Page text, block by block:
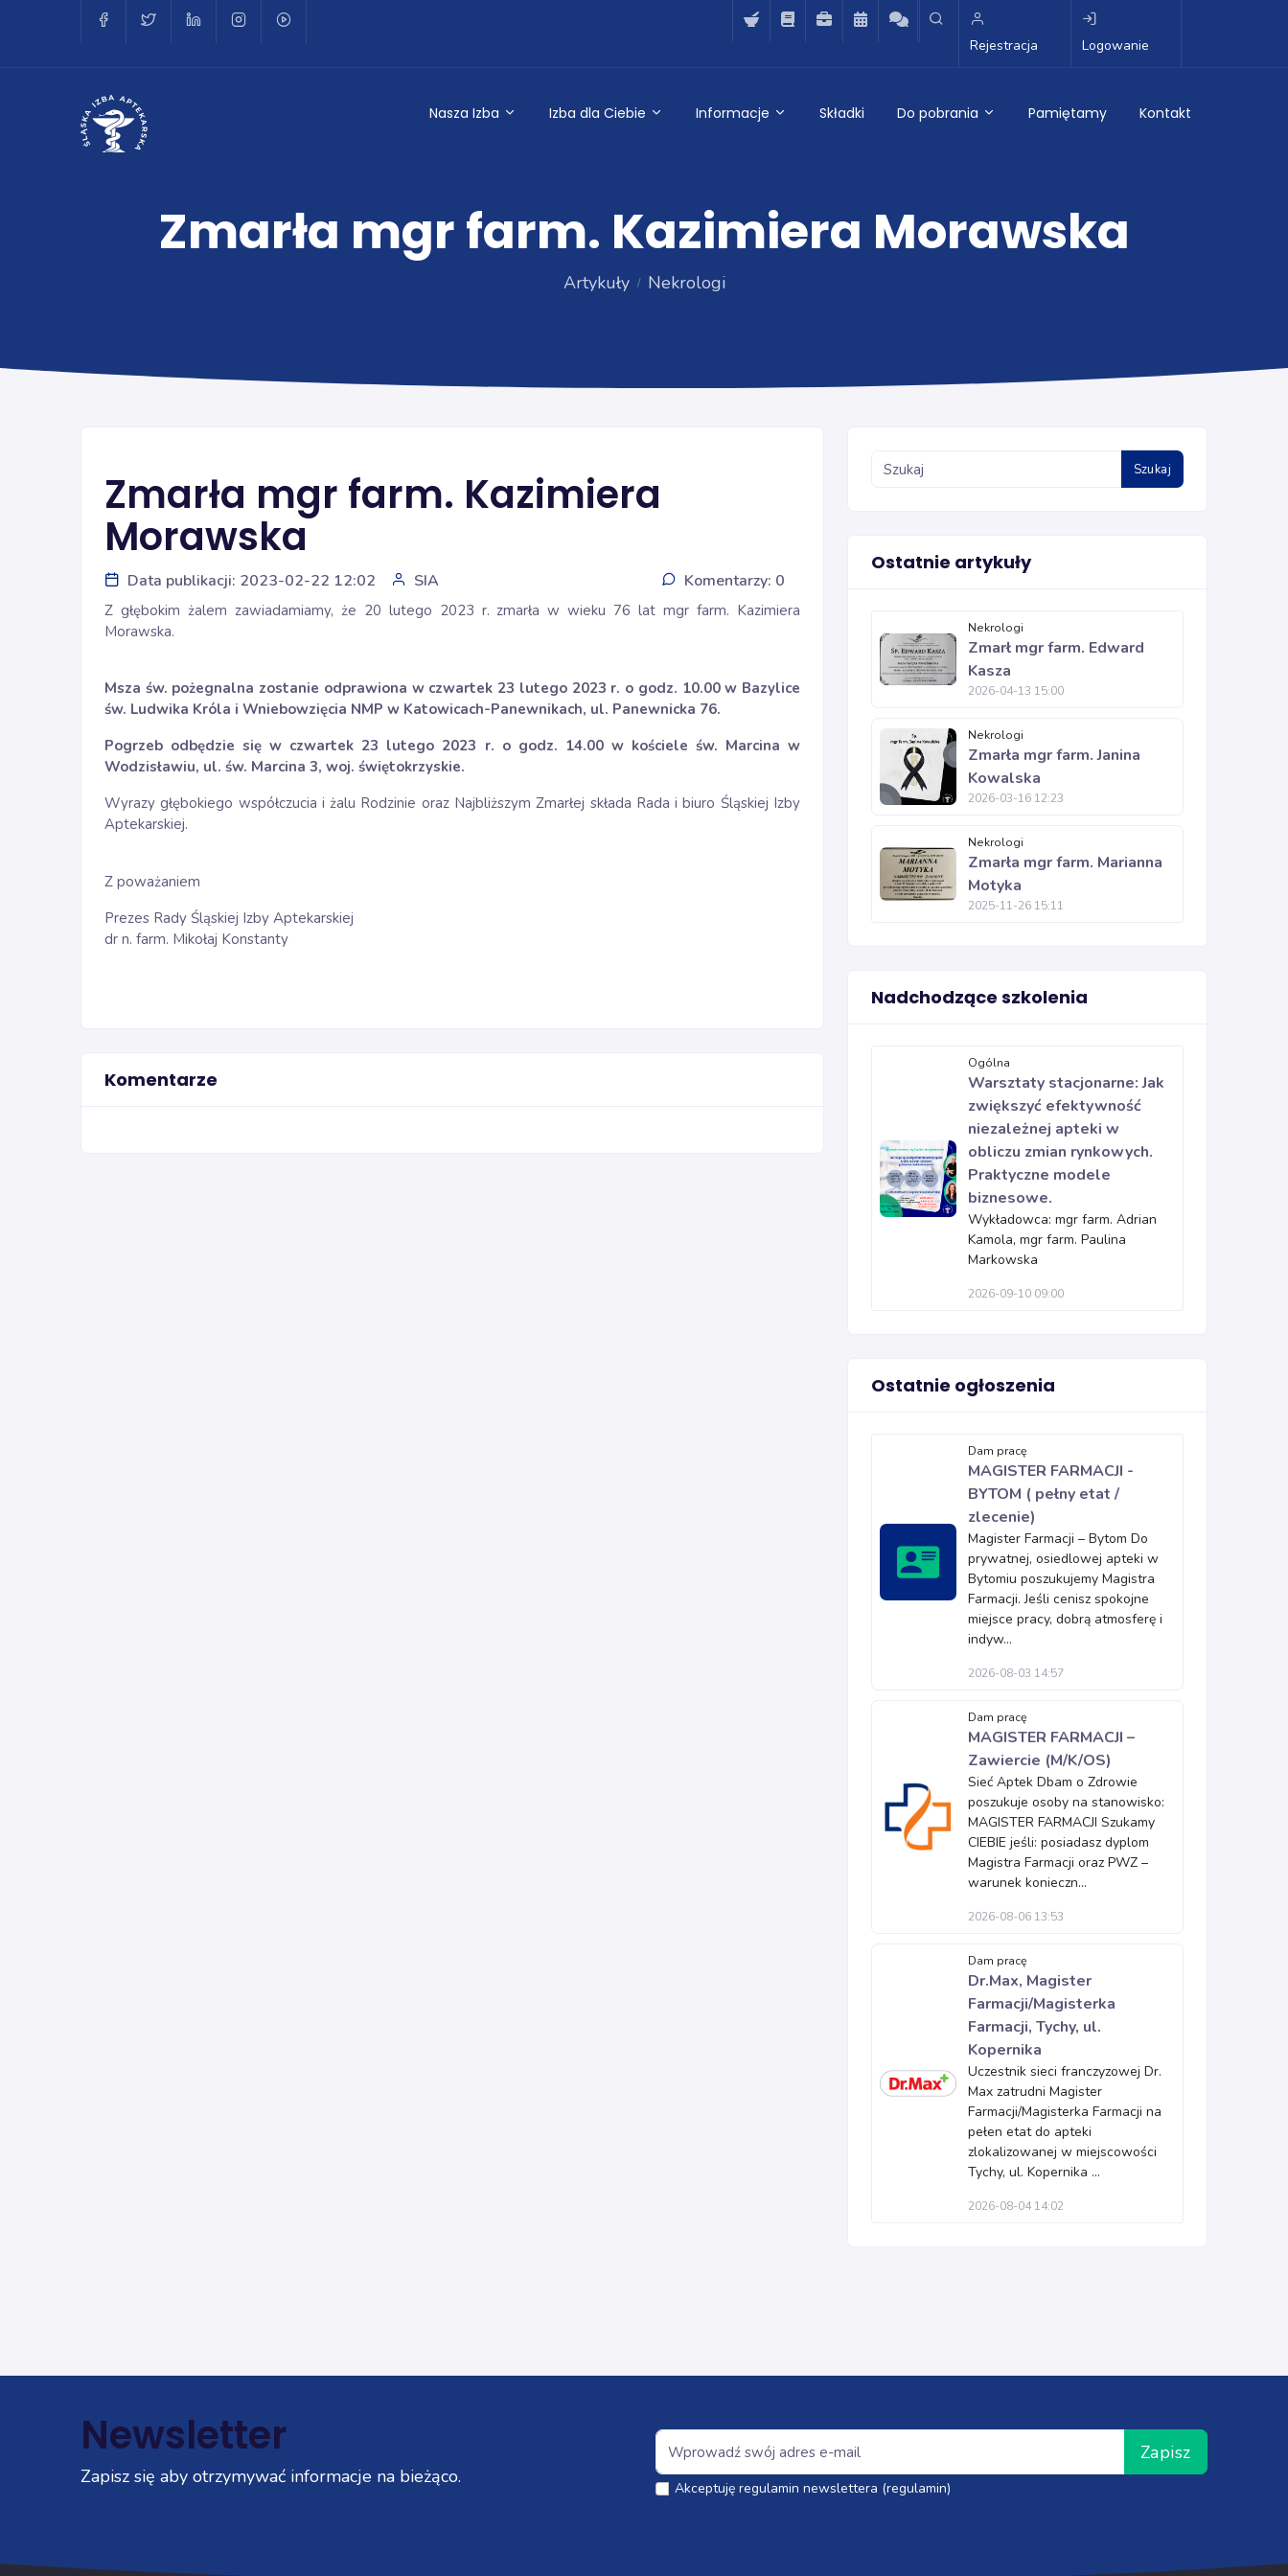
Rejestracja Logowanie
Nasza Izba Izba dla Ciebie Informacje Składki Do pobrania Pamiętamy Kontakt
Zmarła mgr farm. Kazimiera Morawska
Artykuły Nekrologi
Zmarła mgr farm. Kazimiera
Morawska
Data publikacji: 2023-02-22 12:02 SIA Komentarzy: 0
Z głębokim żalem zawiadamiamy, że 20 lutego 2023 r. zmarła w wieku 76 lat mgr farm. Kazimiera
Morawska.
Msza św. pożegnalna zostanie odprawiona w czwartek 23 lutego 2023 r. o godz. 10.00 w Bazylice
św. Ludwika Króla i Wniebowzięcia NMP w Katowicach-Panewnikach, ul. Panewnicka 76.
Pogrzeb odbędzie sięw czwartek 23 lutego 2023 r. o godz. 14.00 w kościele św. Marcina w
Wodzisławiu, ul. św. Marcina 3, woj. świętokrzyskie.
Wyrazy głębokiego współczucia i żalu Rodzinie oraz Najbliższym Zmarłej składa Rada i biuro Śląskiej Izby
Aptekarskiej.
Z poważaniem
Prezes Rady Śląskiej Izby Aptekarskiej
dr n. farm. Mikołaj Konstanty
Komentarze
Szukaj
Ostatnie artykuły
Nekrologi
Zmarł mgr farm. Edward
Kasza
2026-04-13 15:00
Nekrologi
Zmarła mgr farm. Janina
Kowalska
2026-03-16 12:23
Nekrologi
Zmarła mgr farm. Marianna
Motyka
2025-11-26 15:11
Nadchodzące szkolenia
Ogólna
Warsztaty stacjonarne: Jak
zwiększyć efektywność
niezależnej apteki w
obliczu zmian rynkowych.
Praktyczne modele
biznesowe.
Wykładowca: mgr farm. Adrian
Kamola, mgr farm. Paulina
Markowska
2026-09-10 09:00
Ostatnie ogłoszenia
Dam pracę
MAGISTER FARMACJI -
BYTOM ( pełny etat /
zlecenie)
Magister Farmacji – Bytom Do
prywatnej, osiedlowej apteki w
Bytomiu poszukujemy Magistra
Farmacji. Jeśli cenisz spokojne
miejsce pracy, dobrą atmosferę i
indyw...
2026-08-03 14:57
Dam pracę
MAGISTER FARMACJI –
Zawiercie (M/K/OS)
Sieć Aptek Dbam o Zdrowie
poszukuje osoby na stanowisko:
MAGISTER FARMACJI Szukamy
CIEBIE jeśli: posiadasz dyplom
Magistra Farmacji oraz PWZ –
warunek konieczn...
2026-08-06 13:53
Dam pracę
Dr.Max, Magister
Farmacji/Magisterka
Farmacji, Tychy, ul.
Kopernika
Uczestnik sieci franczyzowej Dr.
Max zatrudni Magister
Farmacji/Magisterka Farmacji na
pełen etat do apteki
zlokalizowanej w miejscowości
Tychy, ul. Kopernika ...
2026-08-04 14:02
Newsletter
Zapisz się aby otrzymywać informacje na bieżąco.
Zapisz
Akceptuję regulamin newslettera (regulamin)